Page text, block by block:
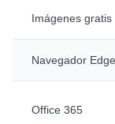
Imágenes gratis
Navegador Edge
Office 365